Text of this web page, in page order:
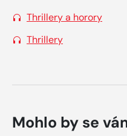
Thrillery a horory
Thrillery
Mohlo by se